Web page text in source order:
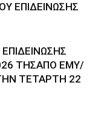
ΕΠΙΔΕΙΝΩΣΗΣ
ΤΗΣΑΠΟ ΕΜΥ/
ΤΕΤΑΡΤΗ 22